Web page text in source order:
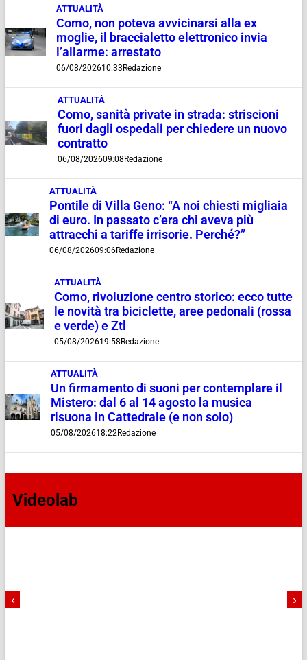
ATTUALITÀ
Como, non poteva avvicinarsi alla ex
moglie, il braccialetto elettronico invia
l’allarme: arrestato
06/08/202610:33 Redazione
ATTUALITÀ
Como, sanità private in strada: striscioni
fuori dagli ospedali per chiedere un nuovo
contratto
06/08/202609:08 Redazione
ATTUALITÀ
Pontile di Villa Geno: “A noi chiesti migliaia
di euro. In passato c’era chi aveva più
attracchi a tariffe irrisorie. Perché?”
06/08/202609:06Redazione
ATTUALITÀ
Como, rivoluzione centro storico: ecco tutte
le novità tra biciclette, aree pedonali (rossa
e verde) e Ztl
05/08/202619:58 Redazione
ATTUALITÀ
Un firmamento di suoni per contemplare il
Mistero: dal 6 al 14 agosto la musica
risuona in Cattedrale (e non solo)
05/08/202618:22Redazione
Videolab
‹ ›